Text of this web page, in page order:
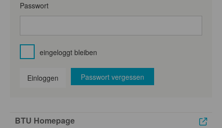
Passwort
eingeloggt bleiben
Einloggen Passwort vergessen
BTU Homepage